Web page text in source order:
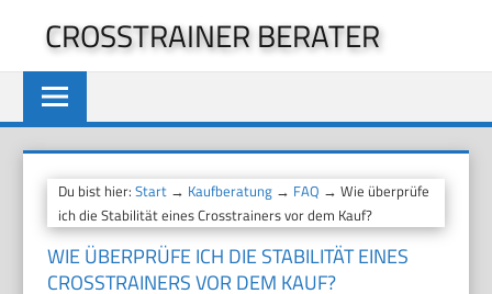
springen
CROSSTRAINER BERATER
Du bist hier:Start → Kaufberatung → FAQ → Wie überprüfe
ich die Stabilität eines Crosstrainers vor dem Kauf?
WIE ÜBERPRÜFE ICH DIE STABILITÄT EINES
CROSSTRAINERS VOR DEM KAUF?